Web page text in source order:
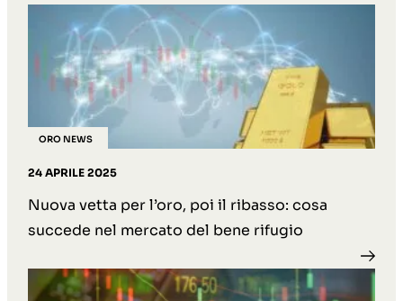
ORO NEWS
24 APRILE 2025
Nuova vetta per l’oro, poi il ribasso: cosa
succede nel mercato del bene rifugio